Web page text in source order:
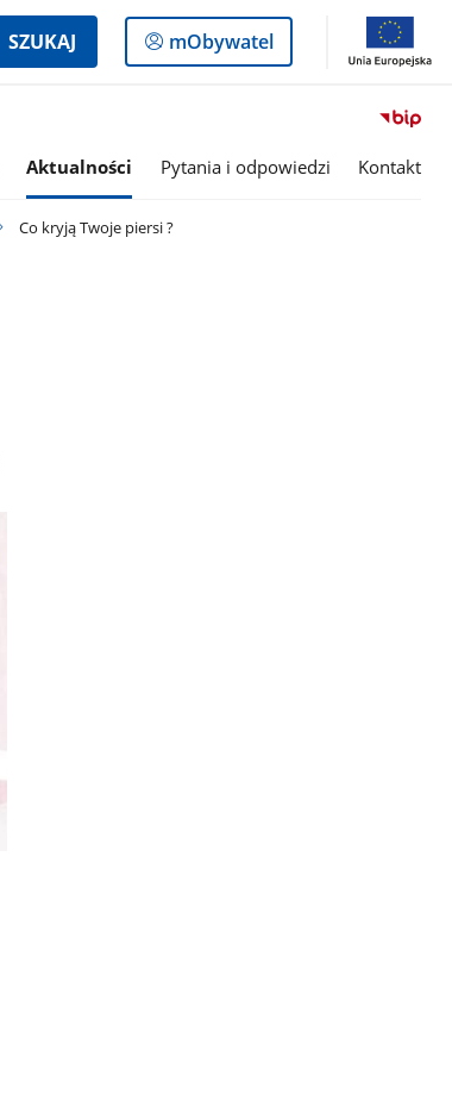
SZUKAJ
Logowanie
do
mObywatel
Aktualności Pytania i odpowiedzi Kontakt
Co kryją Twoje piersi ?